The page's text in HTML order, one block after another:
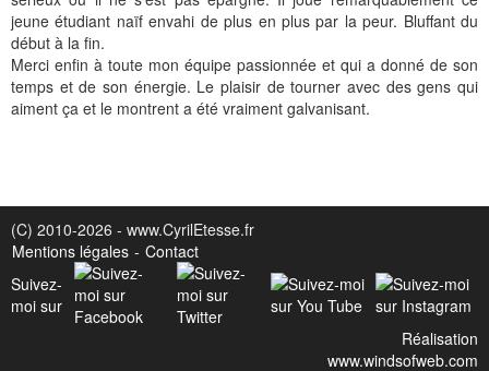
jeune étudiant naïf envahi de plus en plus par la peur. Bluffant du
début à la fin.
Merci enfin à toute mon équipe passionnée et qui a donné de son
temps et de son énergie. Le plaisir de tourner avec des gens qui
aiment ça et le montrent a été vraiment galvanisant.
(C) 2010-2026 - www.CyrilEtesse.fr
Mentions légales - Contact
Suivez-
moi sur
Réalisation
www.windsofweb.com